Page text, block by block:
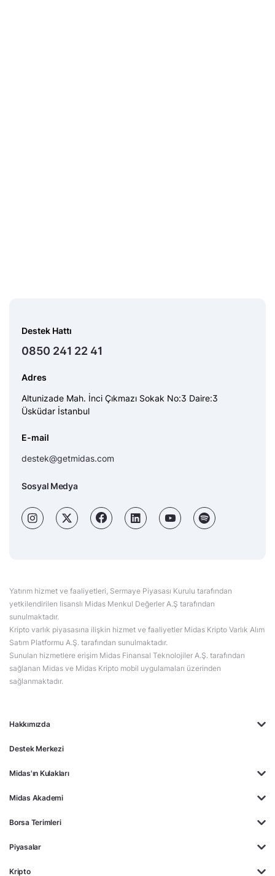
Hakkımızda
Destek Merkezi
Midas'ın Kulakları
Midas Akademi
Borsa Terimleri
Piyasalar
Kripto
Destek Hattı
0850 241 22 41
Adres
Altunizade Mah. İnci Çıkmazı Sokak No:3 Daire:3
Üsküdar İstanbul
E-mail
destek@getmidas.com
Sosyal Medya
Yatırım hizmet ve faaliyetleri, Sermaye Piyasası Kurulu tarafından
yetkilendirilen lisanslı Midas Menkul Değerler A.Ş tarafından
sunulmaktadır.
Kripto varlık piyasasına ilişkin hizmet ve faaliyetler Midas Kripto Varlık Alım
Satım Platformu A.Ş. tarafından sunulmaktadır.
Sunulan hizmetlere erişim Midas Finansal Teknolojiler A.Ş. tarafından
sağlanan Midas ve Midas Kripto mobil uygulamaları üzerinden
sağlanmaktadır.